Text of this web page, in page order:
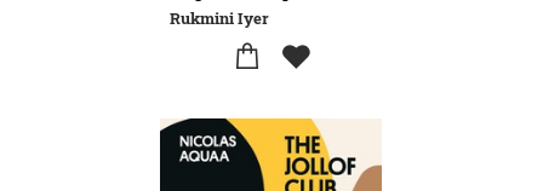
Rukmini Iyer